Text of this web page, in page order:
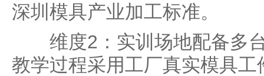
深圳模具产业加工标准。
维度2：实训场地配备多台
教学过程采用工厂真实模具